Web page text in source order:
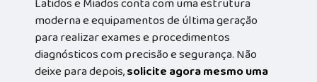
moderna e equipamentos de última geração
para realizar exames e procedimentos
diagnósticos com precisão e segurança. Não
deixe para depois,solicite agora mesmo uma